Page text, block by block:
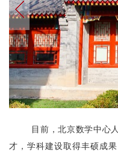
目前，北京数学中心
才，学科建设取得丰硕成